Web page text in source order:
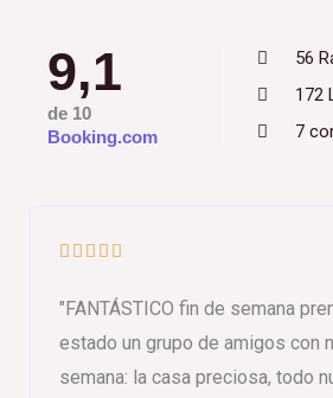
d
9,1
de 10
Booking.com
56
172
7
    
l
o
r
"FANTÁSTICO fin de semana
estado un grupo de amigos con
semana: la casa preciosa, todo